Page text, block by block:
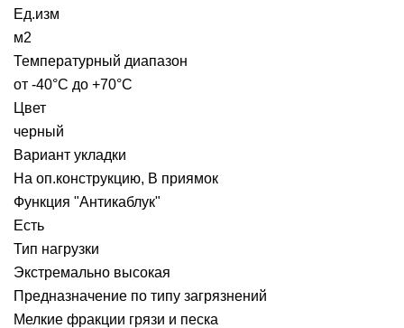
Ед.изм
м2
Температурный диапазон
от -40°С до +70°С
Цвет
черный
Вариант укладки
На оп.конструкцию, В приямок
Функция "Антикаблук"
Есть
Тип нагрузки
Экстремально высокая
Предназначение по типу загрязнений
Мелкие фракции грязи и песка